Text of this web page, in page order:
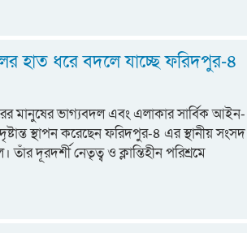
হাত ধরে বদলে যাচ্ছে ফরিদপুর-৪
মানুষের ভাগ্যবদল এবং এলাকার সার্বিক আইন-
স্থাপন করেছেন ফরিদপুর-৪ এর স্থানীয় সংসদ
দূরদর্শী নেতৃত্ব ও ক্লান্তিহীন পরিশ্রমে